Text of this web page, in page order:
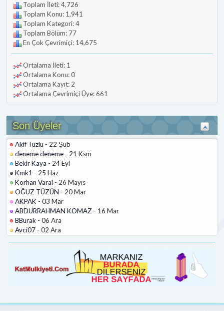
Toplam İleti: 4,726
Toplam Konu: 1,941
Toplam Kategori: 4
Toplam Bölüm: 77
En Çok Çevrimiçi: 14,675
Ortalama İleti: 1
Ortalama Konu: 0
Ortalama Kayıt: 2
Ortalama Çevrimiçi Üye: 661
Son Üyeler
Akif Tuzlu - 22 Şub
deneme deneme - 21 Ksm
Bekir Kaya - 24 Eyl
Kmk1 - 25 Haz
Korhan Varal - 26 Mayıs
OĞUZ TÜZÜN - 20 Mar
AKPAK - 03 Mar
ABDURRAHMAN KOMAZ - 16 Mar
BBurak - 06 Ara
Avci07 - 02 Ara